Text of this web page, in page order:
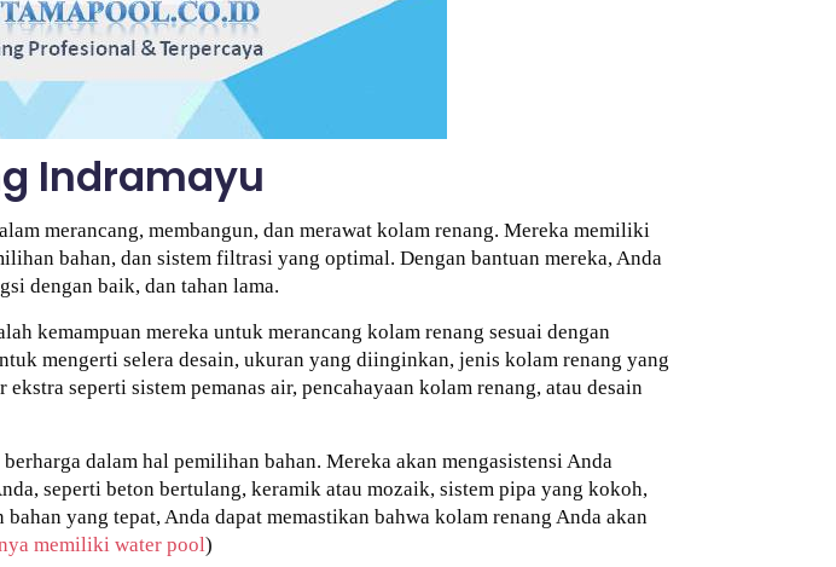
Indramayu
merancang, membangun, dan merawat kolam renang. Mereka memiliki
bahan, dan sistem filtrasi yang optimal. Dengan bantuan mereka, Anda
dengan baik, dan tahan lama.
kemampuan mereka untuk merancang kolam renang sesuai dengan
mengerti selera desain, ukuran yang diinginkan, jenis kolam renang yang
seperti sistem pemanas air, pencahayaan kolam renang, atau desain
dalam hal pemilihan bahan. Mereka akan mengasistensi Anda
seperti beton bertulang, keramik atau mozaik, sistem pipa yang kokoh,
yang tepat, Anda dapat memastikan bahwa kolam renang Anda akan
memiliki water pool)